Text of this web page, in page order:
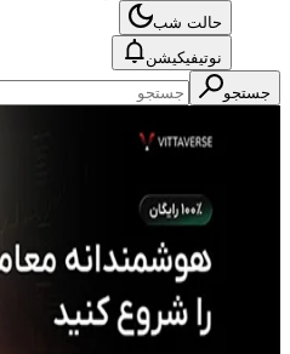
حالت شب
نوتیفیکیشن
جستجو